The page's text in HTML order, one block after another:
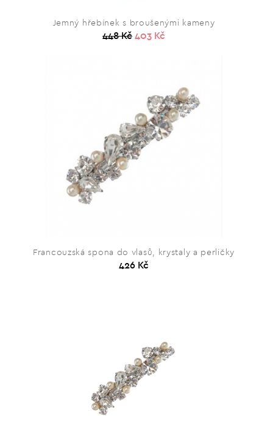
Jemný hřebínek s broušenými kameny
448 Kč 403 Kč
Francouzská spona do vlasů, krystaly a perličky
426 Kč